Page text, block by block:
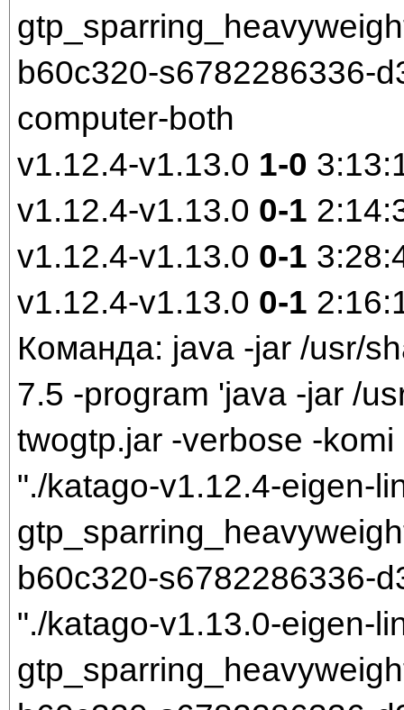
b60c320-s6782286336-
computer-both
v1.12.4-v1.13.0 1-0
v1.12.4-v1.13.0 0-1
v1.12.4-v1.13.0 0-1
v1.12.4-v1.13.0 0-1
Команда: java -jar /usr/
7.5 -program 'java -jar /
twogtp.jar -verbose -
"./katago-v1.12.4-eigen-
b60c320-s6782286336-
"./katago-v1.13.0-eigen-